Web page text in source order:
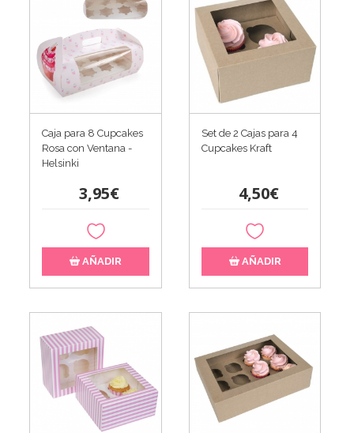
Caja para 8 Cupcakes
Rosa con Ventana -
Helsinki
3,95€
AÑADIR
Set de 2 Cajas para 4
Cupcakes Kraft
4,50€
AÑADIR